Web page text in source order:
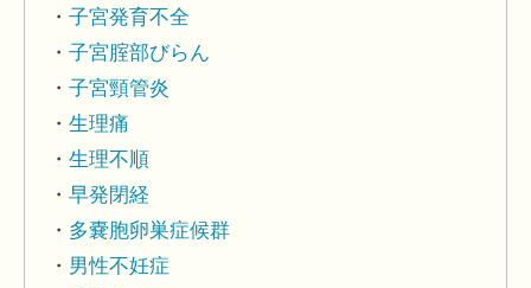
子宮発育不全
子宮腟部びらん
子宮頸管炎
生理痛
生理不順
早発閉経
多嚢胞卵巣症候群
男性不妊症